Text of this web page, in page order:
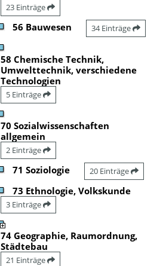
23 Einträge
56 Bauwesen 34 Einträge
58 Chemische Technik,
Umwelttechnik, verschiedene
Technologien
5 Einträge
70 Sozialwissenschaften
allgemein
2 Einträge
71 Soziologie 20 Einträge
73 Ethnologie, Volkskunde
3 Einträge
74 Geographie, Raumordnung,
Städtebau
21 Einträge